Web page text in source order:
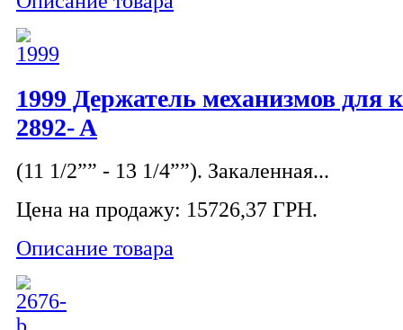
1999 Держатель механизмов для
2892- A
(11 1/2”” - 13 1/4””). Закаленная...
Цена на продажу: 15726,37 ГРН.
Описание товара